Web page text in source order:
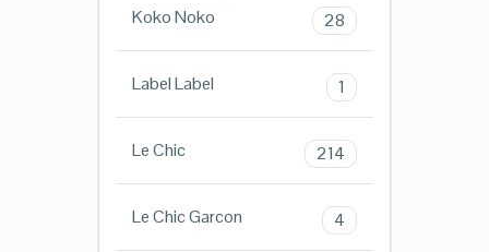
Koko Noko 28
Label Label 1
Le Chic 214
Le Chic Garcon 4